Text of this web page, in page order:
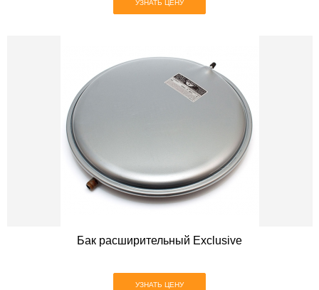
УЗНАТЬ ЦЕНУ
Бак расширительный Exclusive
УЗНАТЬ ЦЕНУ